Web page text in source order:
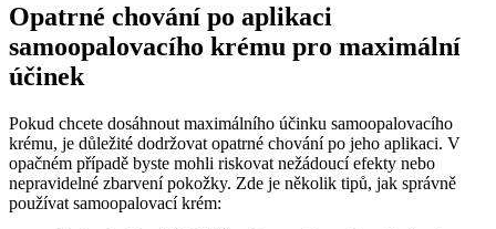
Opatrné chování po aplikaci
samoopalovacího krému pro maximální
účinek
Pokud chcete dosáhnout maximálního účinku samoopalovacího
krému, je důležité dodržovat opatrné chování po jeho aplikaci. V
opačném případě byste mohli riskovat nežádoucí efekty nebo
nepravidelné zbarvení pokožky. Zde je několik tipů, jak správně
používat samoopalovací krém: